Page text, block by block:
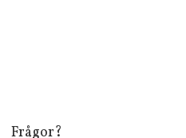
Frågor?